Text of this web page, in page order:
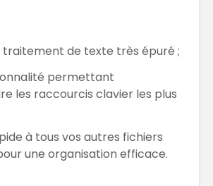
traitement de texte très épuré ;
permettant
les raccourcis clavier les plus
à tous vos autres fichiers
une organisation efficace.